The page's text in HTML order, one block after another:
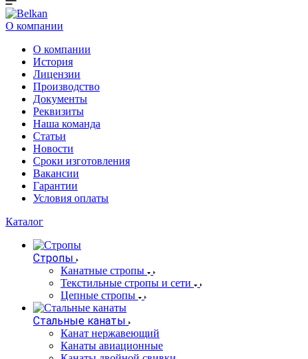
О компании
О компании
История
Лицензии
Производство
Документы
Реквизиты
Наша команда
Статьи
Новости
Сроки изготовления
Вакансии
Гарантии
Условия оплаты
Каталог
Стропы
Канатные стропы
Текстильные стропы и сети
Цепные стропы
Стальные канаты
Канат нержавеющий
Канаты авиационные